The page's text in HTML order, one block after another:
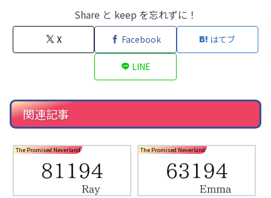
Share と keep を忘れずに！
X Facebook はてブ
LINE
関連記事
The Promised Neverland The Promised Neverland